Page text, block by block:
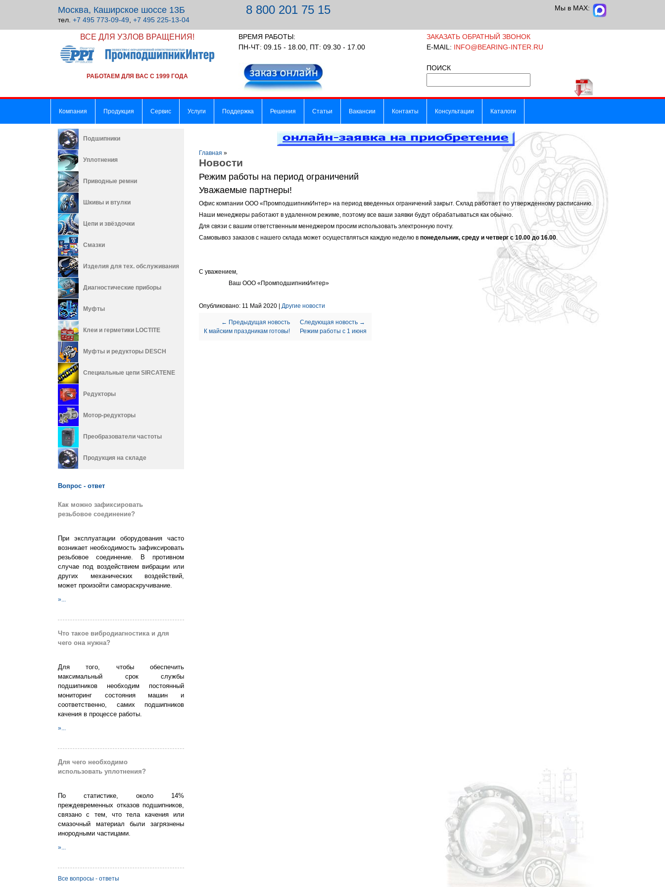
Москва, Каширское шоссе 13Б
тел. +7 495 773-09-49 +7 495 225-13-04
8 800 201 75 15 Мы в MAX:
ВСЕ ДЛЯ УЗЛОВ ВРАЩЕНИЯ!
РАБОТАЕМ ДЛЯ ВАС С 1999 ГОДА
ВРЕМЯ РАБОТЫ:
ПН-ЧТ: 09.15 - 18.00, ПТ: 09.30 - 17.00
ЗАКАЗАТЬ ОБРАТНЫЙ ЗВОНОК
E-MAIL: INFO@BEARING-INTER.RU
ПОИСК
Компания Продукция Сервис Услуги Поддержка Решения Статьи Вакансии Контакты Консультации Каталоги
Подшипники
Уплотнения
Приводные ремни
Шкивы и втулки
Цепи и звёздочки
Смазки
Изделия для тех. обслуживания
Диагностические приборы
Муфты
Клеи и герметики LOCTITE
Муфты и редукторы DESCH
Специальные цепи SIRCATENE
Редукторы
Мотор-редукторы
Преобразователи частоты
Продукция на складе
Вопрос - ответ
Как можно зафиксировать
резьбовое соединение?
При эксплуатации оборудования часто
возникает необходимость зафиксировать
резьбовое соединение. В противном
случае под воздействием вибрации или
других механических воздействий,
может произойти самораскручивание.
»...
Что такое вибродиагностика и для
чего она нужна?
Для того, чтобы обеспечить
максимальный срок службы
подшипников необходим постоянный
мониторинг состояния машин и
соответственно, самих подшипников
качения в процессе работы.
»...
Для чего необходимо
использовать уплотнения?
По статистике, около 14%
преждевременных отказов подшипников,
связано с тем, что тела качения или
смазочный материал были загрязнены
инородными частицами.
»...
Все вопросы - ответы
Главная »
Новости
Режим работы на период ограничений
Уважаемые партнеры!
Офис компании ООО «ПромподшипникИнтер» на период введенных ограничений закрыт. Склад работает по утвержденному расписанию.
Наши менеджеры работают в удаленном режиме, поэтому все ваши заявки будут обрабатываться как обычно.
Для связи с вашим ответственным менеджером просим использовать электронную почту.
Самовывоз заказов с нашего склада может осуществляться каждую неделю в понедельник, среду и четверг с 10.00 до 16.00.
С уважением,
Ваш ООО «ПромподшипникИнтер»
Опубликовано: 11 Май 2020 | Другие новости
← Предыдущая новость
К майским праздникам готовы!
Следующая новость →
Режим работы с 1 июня